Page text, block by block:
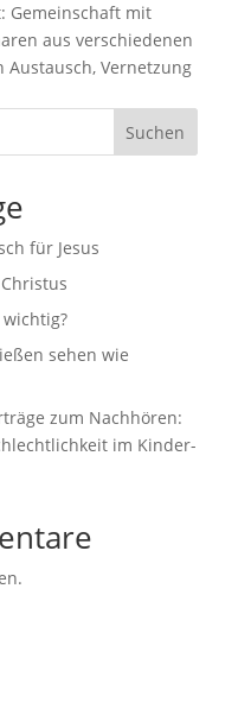
Gemeinschaft mit
aus verschiedenen
Vernetzung
Suchen
für Jesus
sehen wie
zum Nachhören:
im Kinder-